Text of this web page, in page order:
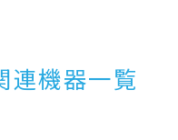
連機器一覧